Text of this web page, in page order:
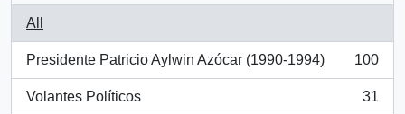
All
Presidente Patricio Aylwin Azócar (1990-1994)
, 100 results
100
Volantes Políticos
, 31 results
31